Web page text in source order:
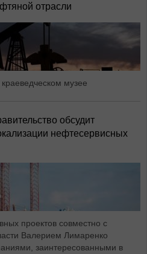
отрасли
музее
обсудит
нефтесервисных
проектов совместно с
Валерием Лимаренко
заинтересованными в